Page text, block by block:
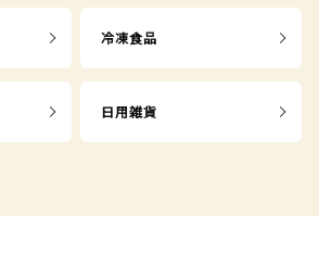
冷凍食品
日用雑貨